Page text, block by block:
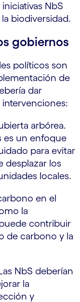
NbS
biodiversidad.
gobiernos
políticos son
de
dar
arbórea.
es un enfoque
para evitar
desplazar los
locales.
en el
la
contribuir
de carbono y la
NbS deberían
la
y